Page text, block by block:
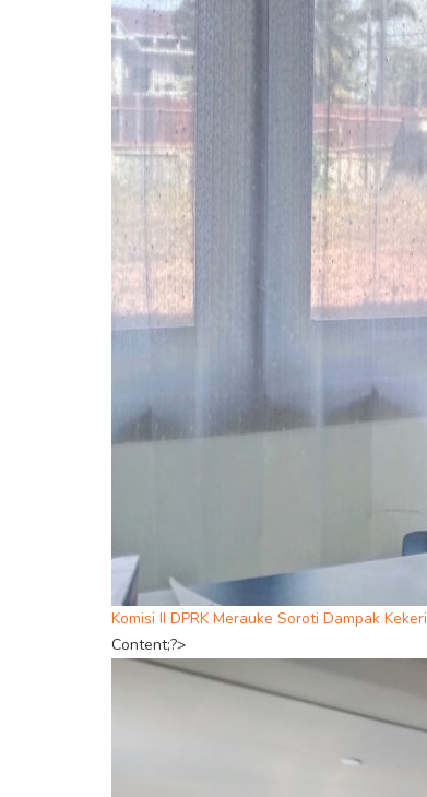
Komisi II DPRK Merauke Soroti Dampak
Content;?>